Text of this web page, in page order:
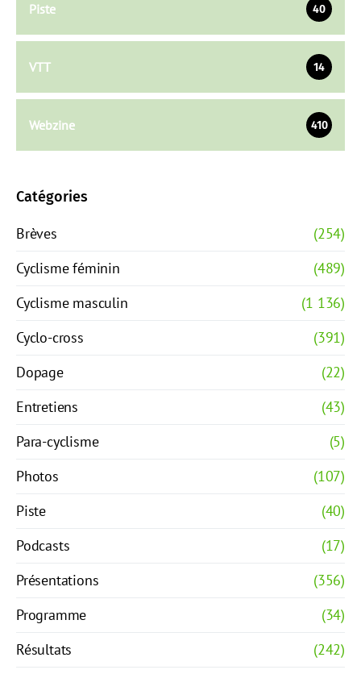
Piste 40
VTT 14
Webzine 410
Catégories
Brèves
(254)
Cyclisme féminin
(489)
Cyclisme masculin
(1 136)
Cyclo-cross
(391)
Dopage
(22)
Entretiens
(43)
Para-cyclisme
(5)
Photos
(107)
Piste
(40)
Podcasts
(17)
Présentations
(356)
Programme
(34)
Résultats
(242)